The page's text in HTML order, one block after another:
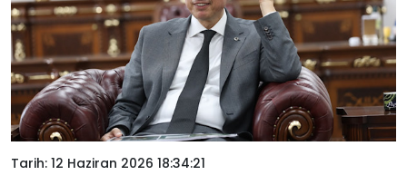
Tarih: 12 Haziran 2026 18:34:21